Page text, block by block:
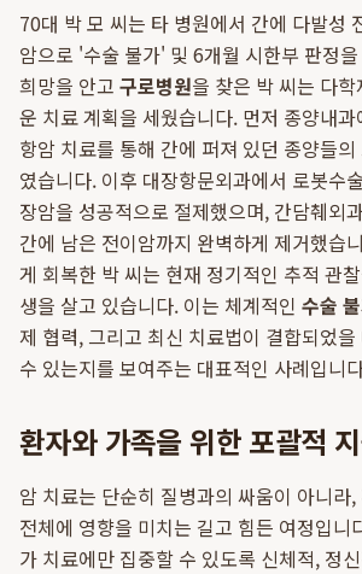
70대 박 모 씨는 타 병원에서 간에 다발성
암으로 '수술 불가' 및 6개월 시한부 판정
희망을 안고 구로병원을 찾은 박 씨는 다
운 치료 계획을 세웠습니다. 먼저 종양내
항암 치료를 통해 간에 퍼져 있던 종양들
였습니다. 이후 대장항문외과에서 로봇수
장암을 성공적으로 절제했으며, 간담췌외
간에 남은 전이암까지 완벽하게 제거했습
게 회복한 박 씨는 현재 정기적인 추적 관
생을 살고 있습니다. 이는 체계적인 수술
제 협력, 그리고 최신 치료법이 결합되었
수 있는지를 보여주는 대표적인 사례입니
환자와 가족을 위한 포괄적
암 치료는 단순히 질병과의 싸움이 아니라
전체에 영향을 미치는 길고 힘든 여정입니
가 치료에만 집중할 수 있도록 신체적, 정